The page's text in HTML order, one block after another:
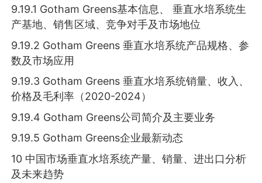
9.19.1 Gotham Greens基本信息、 垂直水培系统生
产基地、销售区域、竞争对手及市场地位
9.19.2 Gotham Greens 垂直水培系统产品规格、参
数及市场应用
9.19.3 Gotham Greens 垂直水培系统销量、收入、
价格及毛利率（2020-2024）
9.19.4 Gotham Greens公司简介及主要业务
9.19.5 Gotham Greens企业最新动态
10 中国市场垂直水培系统产量、销量、进出口分析
及未来趋势